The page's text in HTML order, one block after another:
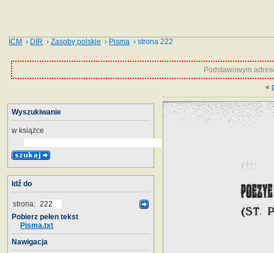
ICM › DIR ›Zasoby polskie › Pisma › strona 222
Podstawowym
«
Wyszukiwanie
w książce
Idź do
strona:
Pobierz pełen tekst
Pisma.txt
Nawigacja